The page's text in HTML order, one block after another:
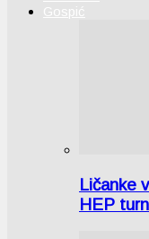
Gospić
Ličanke
HEP